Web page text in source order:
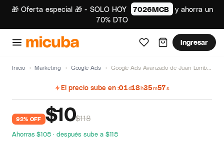
🎁 Oferta especial 🎁 - SOLO HOY 7026MCB
y ahorra un
70% DTO
Ingresar
Inicio › Marketing › Google Ads › Google Ads Avanzado de Juan Lombana
El precio sube en 01d18h35m57s
92% OFF $10$118
Ahorras $108 · después sube a $118